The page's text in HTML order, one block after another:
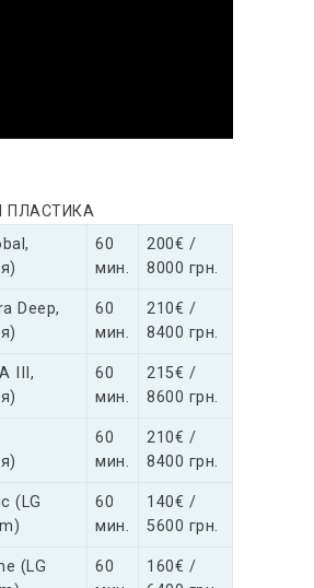
ПЛАСТИКА
60
мин.
200€ /
8000 грн.
Deep,
60
мин.
210€ /
8400 грн.
III,
60
мин.
215€ /
8600 грн.
60
мин.
210€ /
8400 грн.
(LG
60
мин.
140€ /
5600 грн.
(LG
60
160€ /